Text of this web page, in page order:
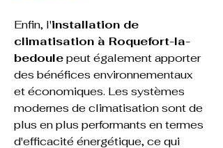
Enfin, l'installation de
climatisation à Roquefort-la-
bedoule peut également apporter
des bénéfices environnementaux
et économiques. Les systèmes
modernes de climatisation sont de
plus en plus performants en termes
d'efficacité énergétique, ce qui